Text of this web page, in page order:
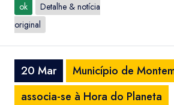
ok
Detalhe & notícia
original
20 Mar
Município de
associa-se à Hora do Planeta